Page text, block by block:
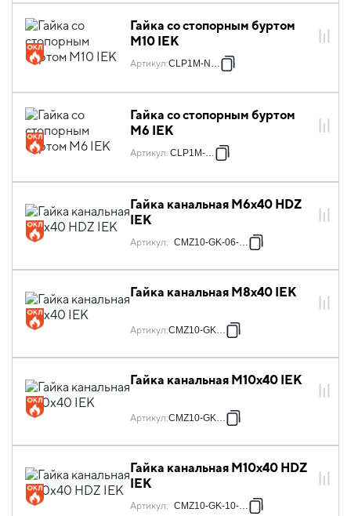
Гайка со стопорным буртом
М10 IEK
Артикул:CLP1M-N-10
Гайка со стопорным буртом
М6 IEK
Артикул: CLP1M-N-6
Гайка канальная М6х40 HDZ
IEK
Артикул: CMZ10-GK-06-HDZ
Гайка канальная М8х40 IEK
Артикул:CMZ10-GK-08
Гайка канальная М10х40 IEK
Артикул:CMZ10-GK-10
Гайка канальная М10х40 HDZ
IEK
Артикул: CMZ10-GK-10-HDZ